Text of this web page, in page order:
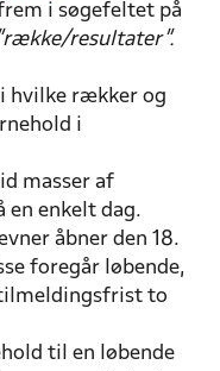
i søgefeltet på
resultater".
i hvilke rækker og
i
masser af
en enkelt dag.
åbner den 18.
foregår løbende,
to
til en løbende